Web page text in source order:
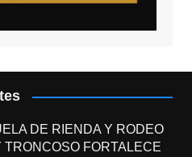
DE RIENDA Y RODEO
TRONCOSO FORTALECE